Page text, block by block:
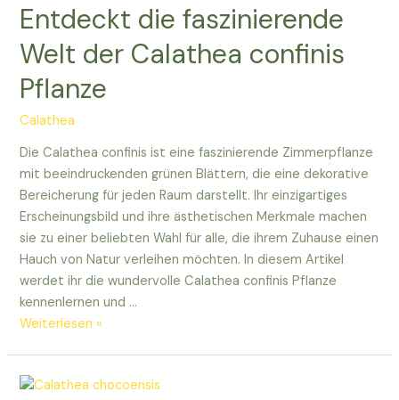
für
Indoor-
Begrünung
Entdeckt die faszinierende
Welt der Calathea confinis
Pflanze
Calathea
Die Calathea confinis ist eine faszinierende Zimmerpflanze
mit beeindruckenden grünen Blättern, die eine dekorative
Bereicherung für jeden Raum darstellt. Ihr einzigartiges
Erscheinungsbild und ihre ästhetischen Merkmale machen
sie zu einer beliebten Wahl für alle, die ihrem Zuhause einen
Hauch von Natur verleihen möchten. In diesem Artikel
werdet ihr die wundervolle Calathea confinis Pflanze
kennenlernen und …
Entdeckt
Welt
Weiterlesen »